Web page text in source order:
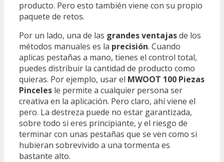
producto. Pero esto también viene con su propio
paquete de retos.
Por un lado, una de las grandes ventajasde los
métodos manuales es la precisión. Cuando
aplicas pestañas a mano, tienes el control total,
puedes distribuir la cantidad de producto como
quieras. Por ejemplo, usar el MWOOT 100 Piezas
Pinceles le permite a cualquier persona ser
creativa en la aplicación. Pero claro, ahí viene el
pero. La destreza puede no estar garantizada,
sobre todo si eres principiante, y el riesgo de
terminar con unas pestañas que se ven como si
hubieran sobrevivido a una tormenta es
bastante alto.